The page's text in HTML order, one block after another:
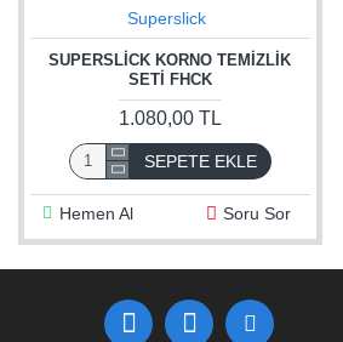
Superslick
SUPERSLICK KORNO TEMIZLIK
SETI FHCK
1.080,00 TL
SEPETE EKLE
Hemen Al Soru Sor